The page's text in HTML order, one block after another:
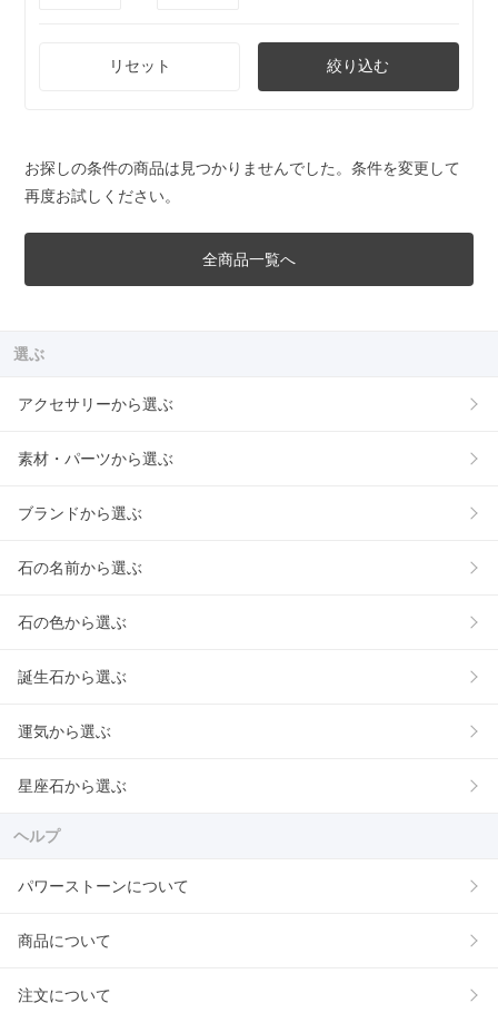
リセット 絞り込む
お探しの条件の商品は見つかりませんでした。条件を変更して
再度お試しください。
全商品一覧へ
選ぶ
アクセサリーから選ぶ
素材・パーツから選ぶ
ブランドから選ぶ
石の名前から選ぶ
石の色から選ぶ
誕生石から選ぶ
運気から選ぶ
星座石から選ぶ
ヘルプ
パワーストーンについて
商品について
注文について